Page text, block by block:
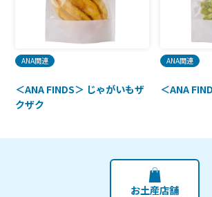
ANA関連
＜ANA FINDS＞ じゃがいもザ
クザク
ANA関連
＜ANA
お土産店舗